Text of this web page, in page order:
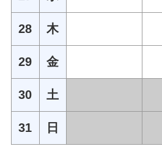
28 木
29 金
30 土
31 日